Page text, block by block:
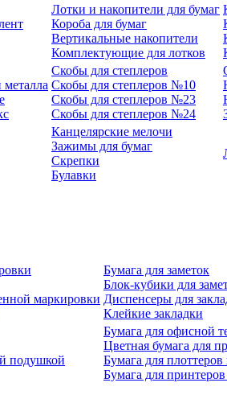
Лотки и накопители для бумаг
Короба для бумаг
Вертикальные накопители
Комплектующие для лотков
Скобы для степлеров
Скобы для степлеров №10
Скобы для степлеров №23
Скобы для степлеров №24
Канцелярские мелочи
Зажимы для бумаг
Скрепки
Булавки
маркировки
Бумага для заметок
Блок-кубики для
Диспенсеры для
Клейкие закладки
подушкой
Бумага для офисной
Цветная бумага для
Бумага для
Бумага для